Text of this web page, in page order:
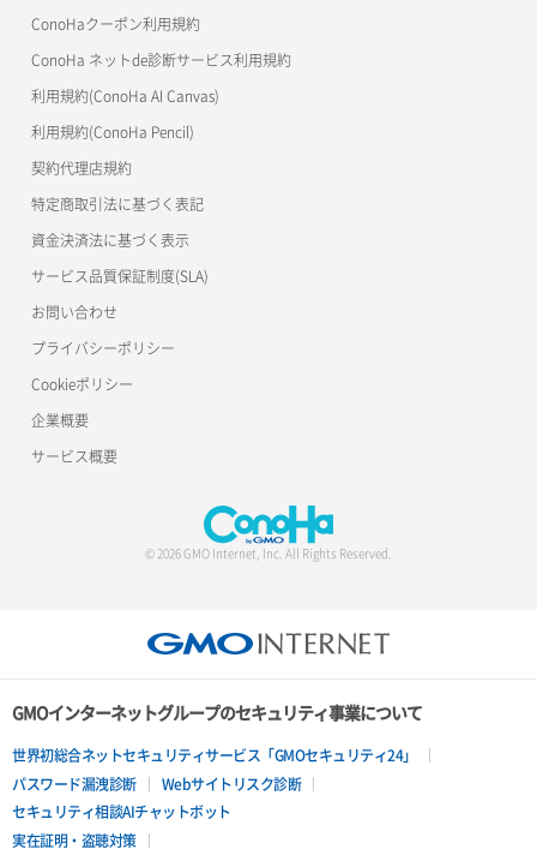
サーバーメタデータ更新（ネームタグ変更）
サーバー一覧取得
サーバー作成
サーバー再構築（OS再インストール）
サーバー利用状況グラフ（ディスクIO）
サーバー削除
ポートデタッチ
ボリュームアタッチ
ボリュームデタッチ
ネットワーク削除（ローカルネットワーク用）
ネットワーク詳細取得
ポート一覧取得
ポート作成（ローカルネットワーク用）
ポート作成（追加IP用）
ポート削除
ポート詳細取得
リスナー作成
リスナー削除
リスナー更新
リスナー詳細取得
ロードバランサー一覧取得
ロードバランサー削除
ロードバランサー更新
ロードバランサー詳細取得
ロードバランサー追加
ラージオブジェクトアップロード(DLO)
一時的Web公開
Terraform
s3cmd
公開API(ConoHa VPS Ver.2.0)
ConoHaクーポン利用規約
ConoHa ネットde診断サービス利用規約
利用規約(ConoHa AI Canvas)
利用規約(ConoHa Pencil)
契約代理店規約
特定商取引法に基づく表記
資金決済法に基づく表示
サービス品質保証制度(SLA)
お問い合わせ
プライバシーポリシー
Cookieポリシー
企業概要
サービス概要
© 2026 GMO Internet, Inc. All Rights Reserved.
GMOインターネットグループのセキュリティ事業について
世界初総合ネットセキュリティサービス「GMOセキュリティ24」
パスワード漏洩診断
Webサイトリスク診断
セキュリティ相談AIチャットボット
実在証明・盗聴対策